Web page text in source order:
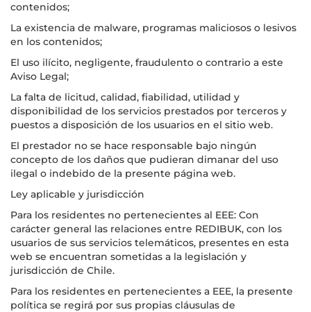
contenidos;
La existencia de malware, programas maliciosos o lesivos
en los contenidos;
El uso ilícito, negligente, fraudulento o contrario a este
Aviso Legal;
La falta de licitud, calidad, fiabilidad, utilidad y
disponibilidad de los servicios prestados por terceros y
puestos a disposición de los usuarios en el sitio web.
El prestador no se hace responsable bajo ningún
concepto de los daños que pudieran dimanar del uso
ilegal o indebido de la presente página web.
Ley aplicable y jurisdicción
Para los residentes no pertenecientes al EEE: Con
carácter general las relaciones entre REDIBUK, con los
usuarios de sus servicios telemáticos, presentes en esta
web se encuentran sometidas a la legislación y
jurisdicción de Chile.
Para los residentes en pertenecientes a EEE, la presente
política se regirá por sus propias cláusulas de